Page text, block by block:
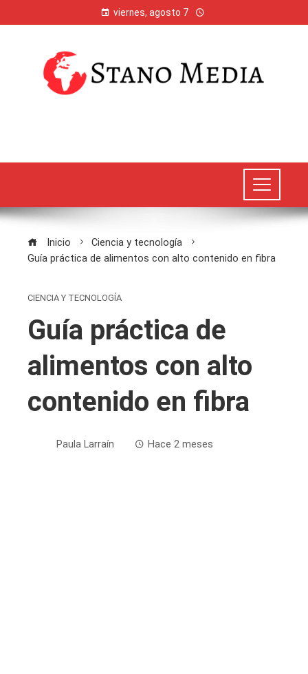
viernes, agosto 7
Inicio
Ciencia y tecnología
Guía práctica de alimentos con alto contenido en fibra
CIENCIA Y TECNOLOGÍA
Guía práctica de
alimentos con alto
contenido en fibra
Paula Larraín Hace 2 meses